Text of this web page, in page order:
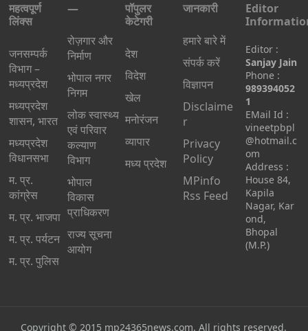
महत्वपूर्ण
लिंक्स
जनसम्पर्क
विभाग –
मध्यप्रदेश
मध्यप्रदेश
शासन, भारत
मध्‍यप्रदेश
विधानसभा
म. प्र.
कांग्रेस
म. प्र. भाजपा
म. प्र. पर्यटन
म. प्र. पुलिस
—
रोज़गार और
निर्माण
भोपाल नगर
निगम
लोक स्वास्थ्य
एवं परिवार
कल्याण
विभाग
भोपाल
विकास
प्राधिकरण
राज्य सूचना
आयोग
पॉपुलर
केटेगरी
देश
विदेश
खेल
मनोरंजन
व्यापार
मध्य प्रदेश
जानकारी
हमारे बारे में
संपर्क करें
विज्ञापन
Disclaime
r
Privacy
Policy
MPinfo
Rss Feed
Editor
Editor :
Sanjay Jain
Phone :
989394052
1
EMail Id :
vineetpbpl
@hotmail.c
om
Address :
House 84,
Kapila
Nagar, Kar
ond,
Bhopal
(M.P.)
Copyright © 2015 mp24365news.com. All rights reserved.